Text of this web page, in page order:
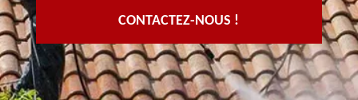
CONTACTEZ-NOUS !